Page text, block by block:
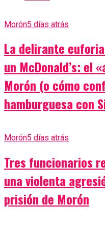
Morón5 días atrás
La delirante
un McDonald’s: el
Morón (o cómo
hamburguesa con
Morón5 días atrás
Tres funcionarios
una violenta
prisión de Morón